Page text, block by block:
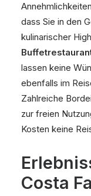
dass Sie in den
kulinarischer
lassen keine
ebenfalls im
Zahlreiche
zur freien
Kosten keine
Costa